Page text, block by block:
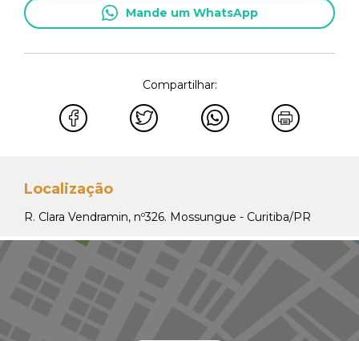
Mande um WhatsApp
Compartilhar:
Localização
R. Clara Vendramin, nº326. Mossungue - Curitiba/PR